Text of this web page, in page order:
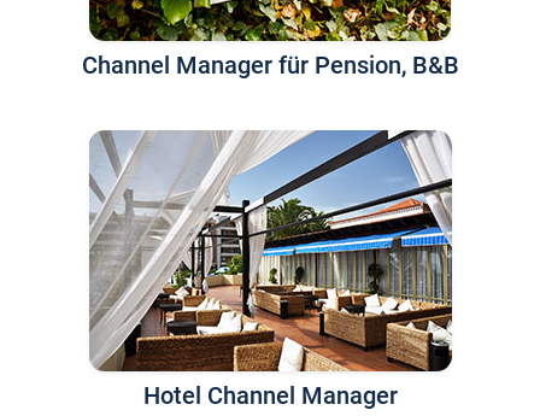
Channel Manager für Pension, B&B
Hotel Channel Manager